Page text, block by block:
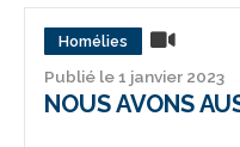
Homélies
Publié le 1 janvier 2023
NOUS AVONS